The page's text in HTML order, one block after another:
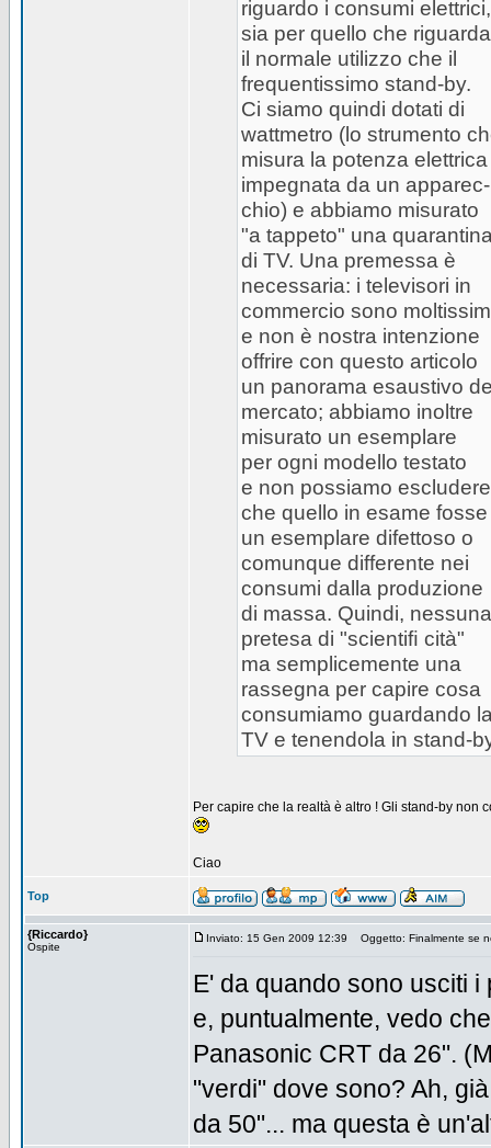
riguardo i consumi elettrici,
sia per quello che riguarda
il normale utilizzo che il
frequentissimo stand-by.
Ci siamo quindi dotati di
wattmetro (lo strumento
misura la potenza elettrica
impegnata da un apparec-
chio) e abbiamo misurato
"a tappeto" una
di TV. Una premessa è
necessaria: i televisori in
commercio sono moltissim
e non è nostra intenzione
offrire con questo articolo
un panorama esaustivo
mercato; abbiamo inoltre
misurato un esemplare
per ogni modello testato
e non possiamo escludere
che quello in esame fosse
un esemplare difettoso o
comunque differente nei
consumi dalla produzione
di massa. Quindi, nessuna
pretesa di "scientiﬁ cità"
ma semplicemente una
rassegna per capire cosa
consumiamo guardando
TV e tenendola in stand-
Per capire che la realtà è altro ! Gli stand-by non
Ciao
Top
{Riccardo}
Ospite
Inviato: 15 Gen 2009 12:39 Oggetto: Finalmente se
E' da quando sono usciti
e, puntualmente, vedo
Panasonic CRT da 26".
"verdi" dove sono? Ah,
da 50"... ma questa è